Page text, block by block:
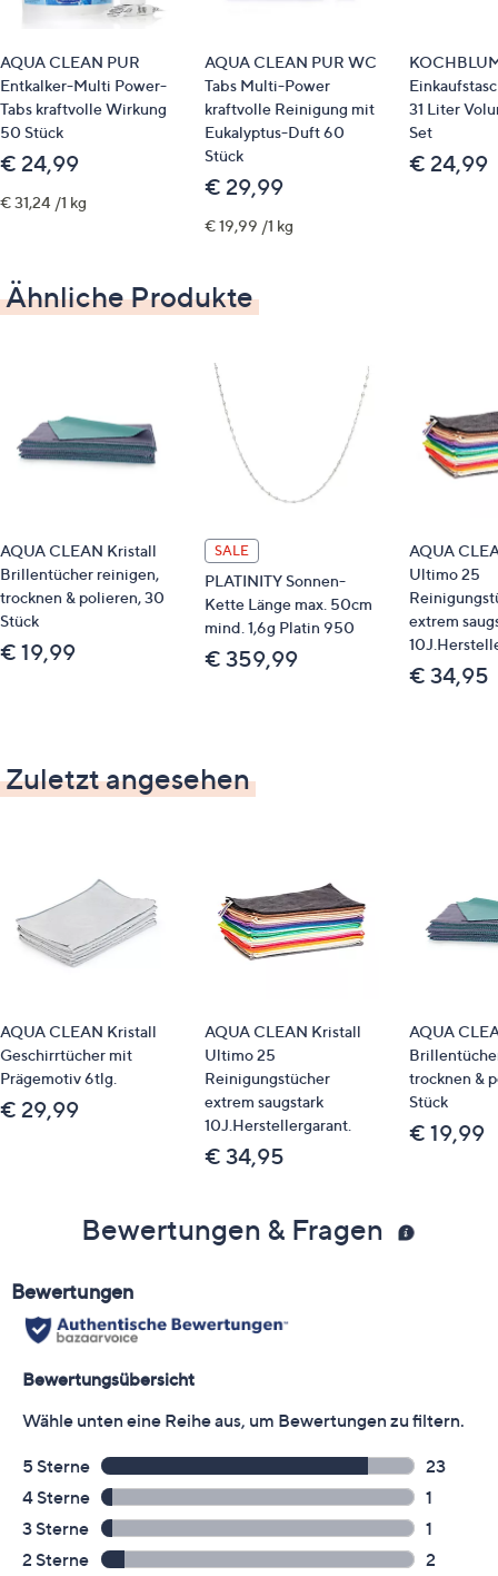
Material
70 % Polyester, 30 % Polyamid, gewirkt
Pflege
Normalwäsche 60°
10 Jahre Herstellergarantie
AQUA CLEAN PUR
Entkalker-Multi Power-
Tabs kraftvolle Wirkung
50 Stück
€ 24,99
€ 31,24 /1 kg
AQUA CLEAN PUR WC
Tabs Multi-Power
kraftvolle Reinigung mit
Eukalyptus-Duft 60
Stück
€ 29,99
€ 19,99 /1 kg
31 Liter
Set
€ 24,99
Ähnliche Produkte
AQUA CLEAN Kristall
Brillentücher reinigen,
trocknen & polieren, 30
Stück
€ 19,99
SALE
PLATINITY Sonnen-
Kette Länge max. 50cm
mind. 1,6g Platin 950
€ 359,99
AQUA
Ultimo 25
extrem
€ 34,95
Zuletzt angesehen
AQUA CLEAN Kristall
Geschirrtücher mit
Prägemotiv 6tlg.
€ 29,99
AQUA CLEAN Kristall
Ultimo 25
Reinigungstücher
extrem saugstark
10J.Herstellergarant.
€ 34,95
AQUA
trocknen &
Stück
€ 19,99
Bewertungen & Fragen